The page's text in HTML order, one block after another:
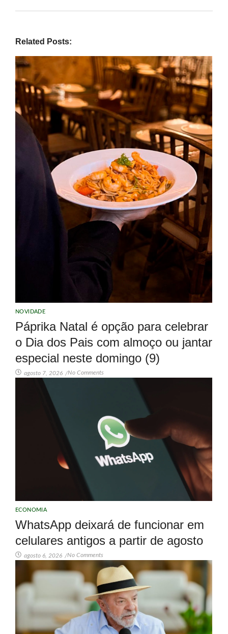
Related Posts:
NOVIDADE
Páprika Natal é opção para celebrar
o Dia dos Pais com almoço ou jantar
especial neste domingo (9)
agosto 7, 2026 /No Comments
ECONOMIA
WhatsApp deixará de funcionar em
celulares antigos a partir de agosto
agosto 6, 2026 /No Comments